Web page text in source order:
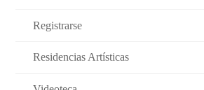
Registrarse
Residencias Artísticas